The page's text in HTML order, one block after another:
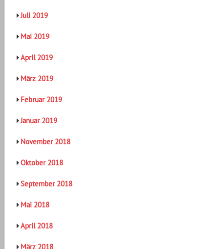
Juli 2019
Mai 2019
April 2019
März 2019
Februar 2019
Januar 2019
November 2018
Oktober 2018
September 2018
Mai 2018
April 2018
März 2018